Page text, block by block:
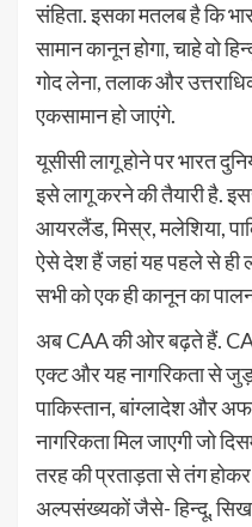
संहिता. इसका मतलब है कि
सामान कानून होगा, चाहे वो
गोद लेना, तलाक और
एकसामान हो जाएंगे.
यूसीसी लागू होने पर भारत
इसे लागू करने की तैयारी है.
आयरलैंड, मिस्र, मलेशिया,
ऐसे देश हैं जहां यह पहले से ही
सभी को एक ही कानून का
अब CAA की ओर बढ़ते हैं.
एक्ट और यह नागरिकता से
पाकिस्तान, बांग्लादेश और
नागरिकता मिल जाएगी जो
तरह की प्रताड़ता से तंग
अल्पसंख्यकों जैसे- हिन्दू, सिख,